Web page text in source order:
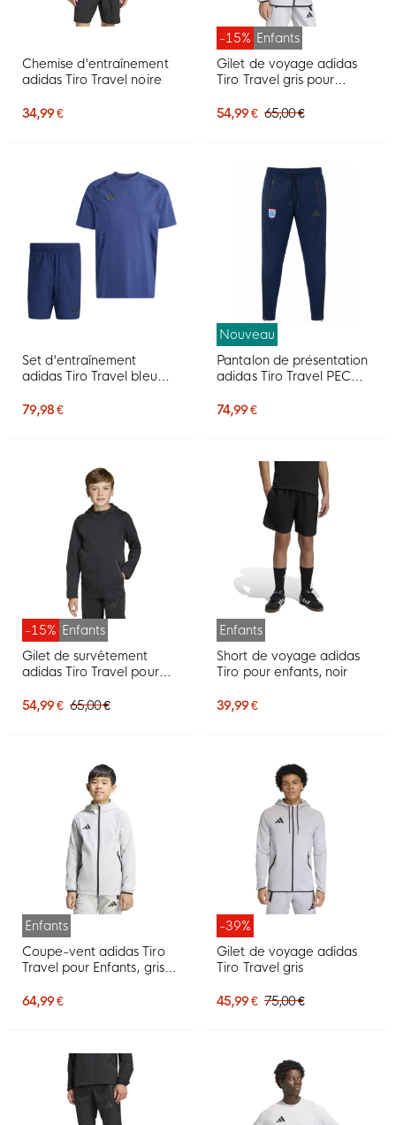
Chemise d'entraînement
adidas Tiro Travel noire
34,99 €
-15% Enfants
Gilet de voyage adidas
Tiro Travel gris pour
54,99 € 65,00 €
Set d'entraînement
adidas Tiro Travel bleu
79,98 €
Nouveau
Pantalon de présentation
adidas Tiro Travel PEC
foncé
74,99 €
-15% Enfants
Gilet de survêtement
adidas Tiro Travel pour
54,99 € 65,00 €
Enfants
Short de voyage adidas
Tiro pour enfants, noir
39,99 €
Enfants
Coupe-vent adidas Tiro
Travel pour Enfants, gris
64,99 €
-39%
Gilet de voyage adidas
Tiro Travel gris
45,99 € 75,00 €